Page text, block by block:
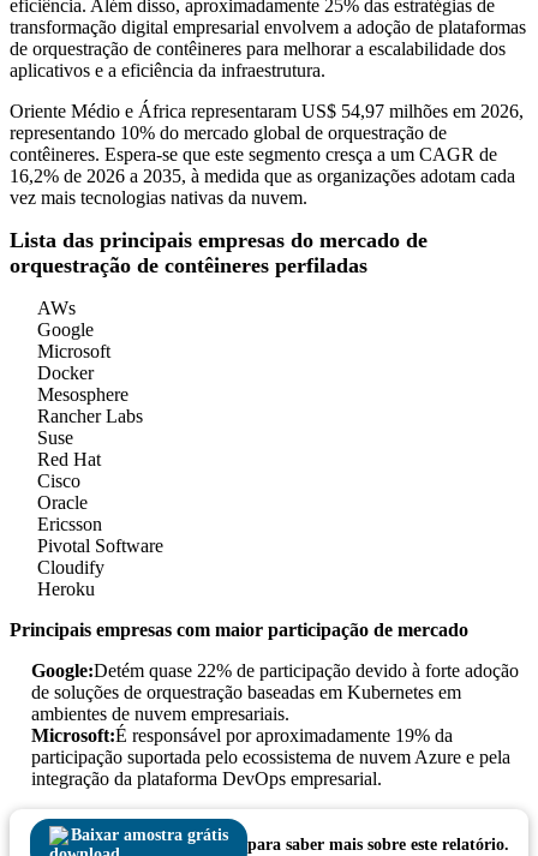
eficiência. Além disso, aproximadamente 25% das estratégias de
transformação digital empresarial envolvem a adoção de plataformas
de orquestração de contêineres para melhorar a escalabilidade dos
aplicativos e a eficiência da infraestrutura.
Oriente Médio e África representaram US$ 54,97 milhões em 2026,
representando 10% do mercado global de orquestração de
contêineres. Espera-se que este segmento cresça a um CAGR de
16,2% de 2026 a 2035, à medida que as organizações adotam cada
vez mais tecnologias nativas da nuvem.
Lista das principais empresas do mercado de
orquestração de contêineres perfiladas
AWs
Google
Microsoft
Docker
Mesosphere
Rancher Labs
Suse
Red Hat
Cisco
Oracle
Ericsson
Pivotal Software
Cloudify
Heroku
Principais empresas com maior participação de mercado
Google:Detém quase 22% de participação devido à forte adoção
de soluções de orquestração baseadas em Kubernetes em
ambientes de nuvem empresariais.
Microsoft:É responsável por aproximadamente 19% da
participação suportada pelo ecossistema de nuvem Azure e pela
integração da plataforma DevOps empresarial.
Baixar amostra grátis
para saber mais sobre este relatório.